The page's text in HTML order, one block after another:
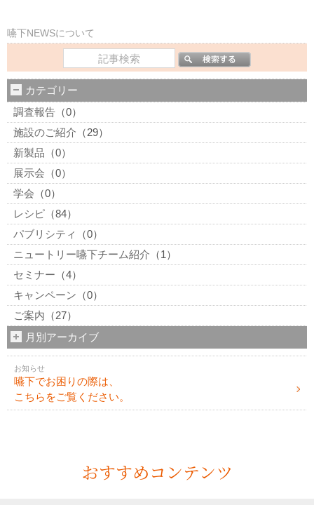
嚥下NEWSについて
カテゴリー
調査報告 （0）
施設のご紹介 （29）
新製品 （0）
展示会 （0）
学会 （0）
レシピ （84）
パブリシティ
（0）
ニュートリー嚥下チーム紹介 （1）
セミナー （4）
キャンペーン （0）
ご案内 （27）
月別アーカイブ
お知らせ
嚥下でお困りの際は、
こちらをご覧ください。
おすすめコンテンツ